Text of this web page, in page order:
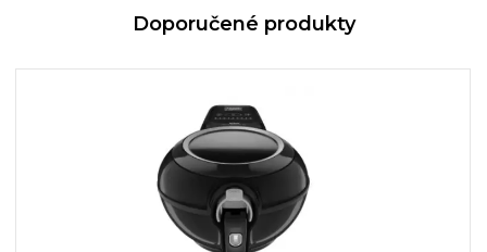
Doporučené produkty